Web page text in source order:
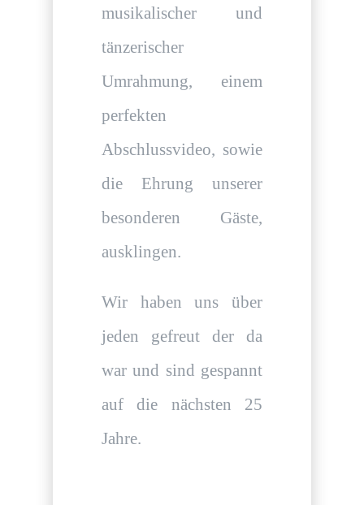
musikalischer und
tänzerischer
Umrahmung, einem
perfekten
Abschlussvideo, sowie
die Ehrung unserer
besonderen Gäste,
ausklingen.
Wir haben uns über
jeden gefreut der da
war und sind gespannt
auf die nächsten 25
Jahre.